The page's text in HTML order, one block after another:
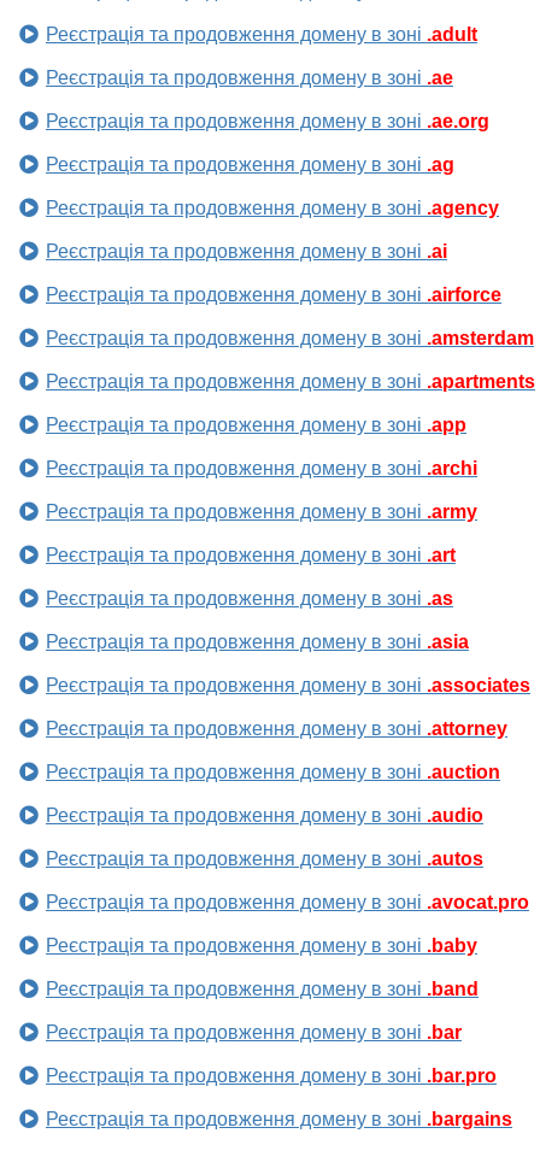
Реєстрація та продовження домену в зоні .adult
Реєстрація та продовження домену в зоні .ae
Реєстрація та продовження домену в зоні .ae.org
Реєстрація та продовження домену в зоні .ag
Реєстрація та продовження домену в зоні .agency
Реєстрація та продовження домену в зоні .ai
Реєстрація та продовження домену в зоні .airforce
Реєстрація та продовження домену в зоні .amsterdam
Реєстрація та продовження домену в зоні .apartments
Реєстрація та продовження домену в зоні .app
Реєстрація та продовження домену в зоні .archi
Реєстрація та продовження домену в зоні .army
Реєстрація та продовження домену в зоні .art
Реєстрація та продовження домену в зоні .as
Реєстрація та продовження домену в зоні .asia
Реєстрація та продовження домену в зоні .associates
Реєстрація та продовження домену в зоні .attorney
Реєстрація та продовження домену в зоні .auction
Реєстрація та продовження домену в зоні .audio
Реєстрація та продовження домену в зоні .autos
Реєстрація та продовження домену в зоні .avocat.pro
Реєстрація та продовження домену в зоні .baby
Реєстрація та продовження домену в зоні .band
Реєстрація та продовження домену в зоні .bar
Реєстрація та продовження домену в зоні .bar.pro
Реєстрація та продовження домену в зоні .bargains